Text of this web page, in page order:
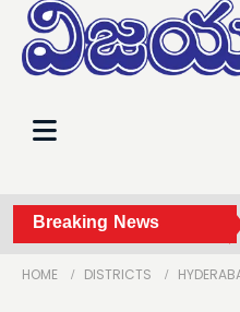
Breaking News
లక్ష్మీనరసింహస్వామి దేవస్థానంలో
HOME DISTRICTS